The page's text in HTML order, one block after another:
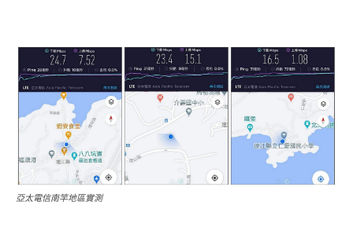
亞太電信南竿地區實測